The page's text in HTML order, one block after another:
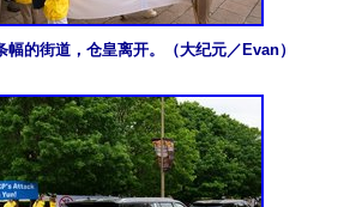
幅的街道，仓皇离开。（大纪元／Evan）